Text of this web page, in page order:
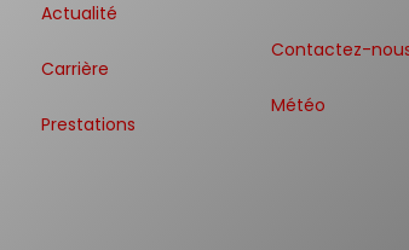
Actualité
Carrière
Prestations
Contactez-
Météo